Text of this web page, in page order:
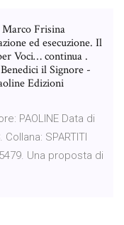
Frisina
ed esecuzione. Il
Voci… continua .
il Signore -
Edizioni
PAOLINE Data di
SPARTITI
Una proposta di